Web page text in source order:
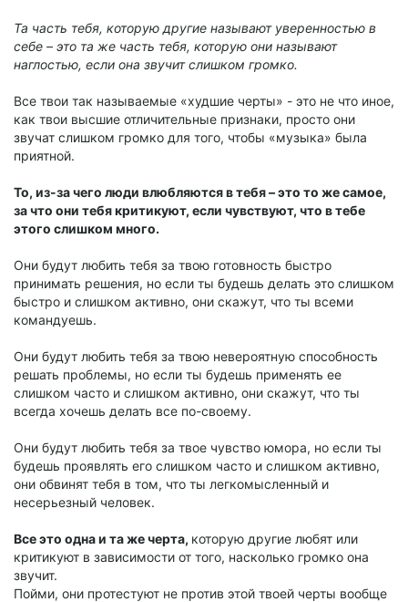
Та часть тебя, которую другие называют уверенностью в
себе – это та же часть тебя, которую они называют
наглостью, если она звучит слишком громко.
Все твои так называемые «худшие черты» - это не что иное,
как твои высшие отличительные признаки, просто они
звучат слишком громко для того, чтобы «музыка» была
приятной.
То, из-за чего люди влюбляются в тебя – это то же самое,
за что они тебя критикуют, если чувствуют, что в тебе
этого слишком много.
Они будут любить тебя за твою готовность быстро
принимать решения, но если ты будешь делать это слишком
быстро и слишком активно, они скажут, что ты всеми
командуешь.
Они будут любить тебя за твою невероятную способность
решать проблемы, но если ты будешь применять ее
слишком часто и слишком активно, они скажут, что ты
всегда хочешь делать все по-своему.
Они будут любить тебя за твое чувство юмора, но если ты
будешь проявлять его слишком часто и слишком активно,
они обвинят тебя в том, что ты легкомысленный и
несерьезный человек.
Все это одна и та же черта, которую другие любят или
критикуют в зависимости от того, насколько громко она
звучит.
Пойми, они протестуют не против этой твоей черты вообще